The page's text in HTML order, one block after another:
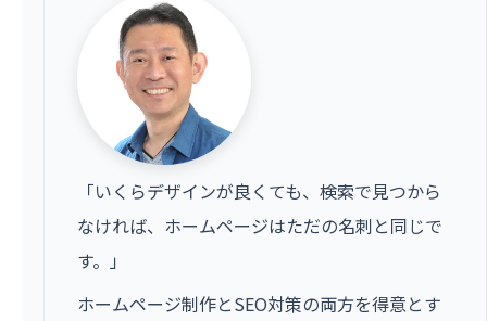
「いくらデザインが良くても、検索で見つから
なければ、ホームページはただの名刺と同じで
す。」
ホームページ制作とSEO対策の両方を得意とす